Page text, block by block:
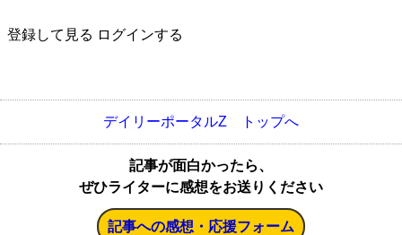
登録して見る ログインする
デイリーポータルZ トップへ
記事が面白かったら、
ぜひライターに感想をお送りください
記事への感想・応援フォーム